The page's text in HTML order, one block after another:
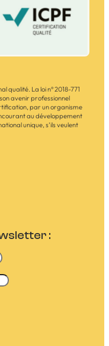
qualité. La loi n° 2018-771
avenir professionnel
par un organisme
au développement
unique, s’ils veulent
: